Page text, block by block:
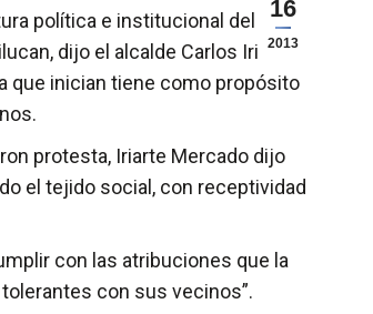
16
2013
política e institucional del
dijo el alcalde Carlos Iriarte
que inician tiene como propósito
protesta, Iriarte Mercado dijo
el tejido social, con receptividad
con las atribuciones que la
con sus vecinos”.